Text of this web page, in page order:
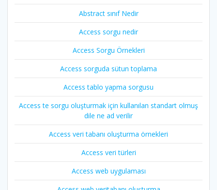
Abstract sınıf Nedir
Access sorgu nedir
Access Sorgu Örnekleri
Access sorguda sütun toplama
Access tablo yapma sorgusu
Access te sorgu oluşturmak için kullanılan standart olmuş
dile ne ad verilir
Access veri tabanı oluşturma örnekleri
Access veri türleri
Access web uygulaması